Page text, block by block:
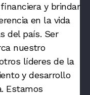
y brindar
en la vida
del país. Ser
nuestro
líderes de la
y desarrollo
Estamos